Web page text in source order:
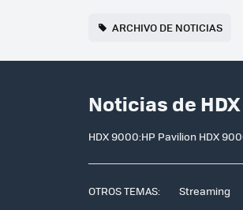
ARCHIVO DE NOTICIAS
Noticias de
HDX 9000:HP Pavilion HDX
OTROS TEMAS: Streaming